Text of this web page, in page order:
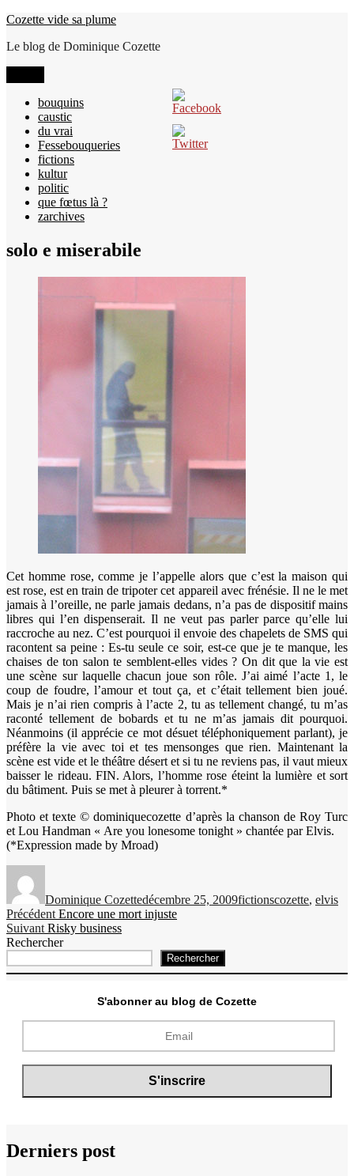
Aller
contenu
Cozette vide sa plume
Le blog de Dominique Cozette
bouquins
caustic
du vrai
Fessebouqueries
fictions
kultur
politic
que fœtus là ?
zarchives
solo e miserabile
Cet homme rose, comme je l’appelle alors que c’est la maison qui
est rose, est en train de tripoter cet appareil avec frénésie. Il ne le met
jamais à l’oreille, ne parle jamais dedans, n’a pas de dispositif mains
libres qui l’en dispenserait. Il ne veut pas parler parce qu’elle lui
raccroche au nez. C’est pourquoi il envoie des chapelets de SMS qui
racontent sa peine : Es-tu seule ce soir, est-ce que je te manque, les
chaises de ton salon te semblent-elles vides ? On dit que la vie est
une scène sur laquelle chacun joue son rôle. J’ai aimé l’acte 1, le
coup de foudre, l’amour et tout ça, et c’était tellement bien joué.
Mais je n’ai rien compris à l’acte 2, tu as tellement changé, tu m’as
raconté tellement de bobards et tu ne m’as jamais dit pourquoi.
Néanmoins (il apprécie ce mot désuet téléphoniquement parlant), je
préfère la vie avec toi et tes mensonges que rien. Maintenant la
scène est vide et le théâtre désert et si tu ne reviens pas, il vaut mieux
baisser le rideau. FIN. Alors, l’homme rose éteint la lumière et sort
du bâtiment. Puis se met à pleurer à torrent.*
Photo et texte © dominiquecozette d’après la chanson de Roy Turc
et Lou Handman « Are you lonesome tonight » chantée par Elvis.
(*Expression made by Mroad)
Dominique Cozettedécembre 25, 2009fictionscozette, elvis
Navigation
de
Précédent Publication
précédente :
Encore une mort injuste
Suivant Publication
suivante :
Risky business
Rechercher
Rechercher
S'abonner au blog de Cozette
Derniers post